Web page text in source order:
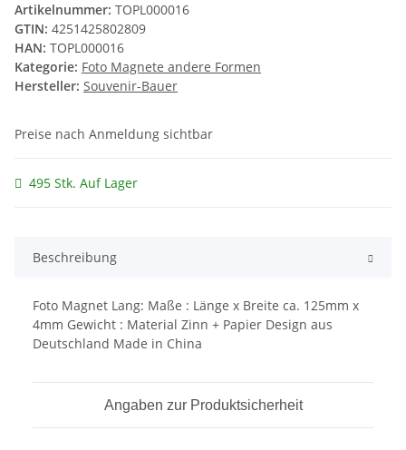
Artikelnummer: TOPL000016
GTIN: 4251425802809
HAN: TOPL000016
Kategorie: Foto Magnete andere Formen
Hersteller: Souvenir-Bauer
Preise nach Anmeldung sichtbar
495 Stk. Auf Lager
Beschreibung
Foto Magnet Lang: Maße : Länge x Breite ca. 125mm x
4mm Gewicht : Material Zinn + Papier Design aus
Deutschland Made in China
Angaben zur Produktsicherheit